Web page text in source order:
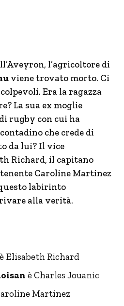
l’agricoltore di
viene trovato morto. Ci
Era la ragazza
La sua ex moglie
rugby con cui ha
che crede di
da lui? Il vice
Richard, il capitano
Caroline Martinez
labirinto
alla verità.
è Elisabeth Richard
è Charles Jouanic
Martinez